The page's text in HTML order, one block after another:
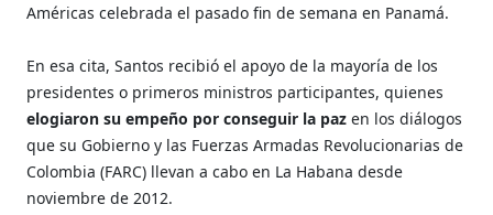
Américas celebrada el pasado fin de semana en Panamá.
En esa cita, Santos recibió el apoyo de la mayoría de los
presidentes o primeros ministros participantes, quienes
elogiaron su empeño por conseguir la paz en los diálogos
que su Gobierno y las Fuerzas Armadas Revolucionarias de
Colombia (FARC) llevan a cabo en La Habana desde
noviembre de 2012.